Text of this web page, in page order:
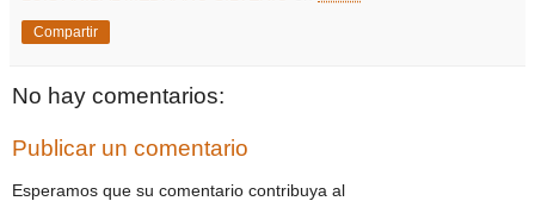
Compartir
No hay comentarios:
Publicar un comentario
Esperamos que su comentario contribuya al